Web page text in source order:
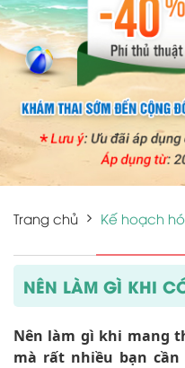
Trang chủ Kế hoạch
NÊN LÀM GÌ KHI
Nên làm gì khi mang
mà rất nhiều bạn